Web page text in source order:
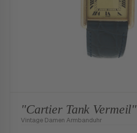
"Cartier Tank Vermeil"
Vintage Damen Armbanduhr